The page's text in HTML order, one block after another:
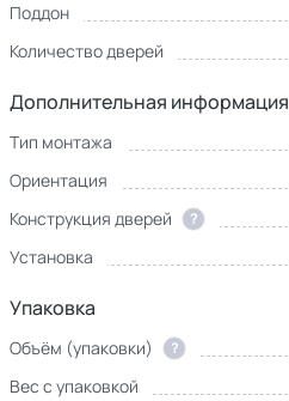
Поддон
Количество дверей
Дополнительная информация
Тип монтажа
Ориентация
Конструкция дверей
?
Установка
Упаковка
Объём (упаковки) ?
Вес с упаковкой